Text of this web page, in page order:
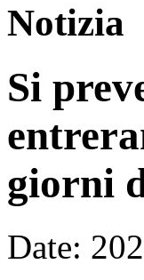
Notizia
Si
giorni
Date: